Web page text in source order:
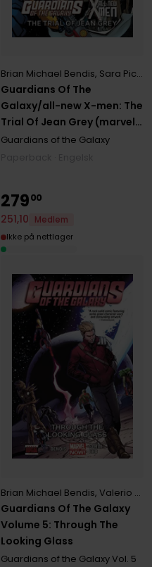
,Stuart Immonen
Guardians Of The
Galaxy/all-new X-men: The
Trial Of Jean Grey (marvel
Now)
Brian Michael Bendis, Sara Pichelli
Guardians of the Galaxy
,Sam Humphries
Guardians Of The Galaxy
Volume 5: Through The
Looking Glass
Brian Michael Bendis,Valerio Schiti
Guardians of the GalaxyVol. 5
27900
251,10
Medlem
Ikke på nettlager